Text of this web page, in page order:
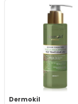
Dermokil